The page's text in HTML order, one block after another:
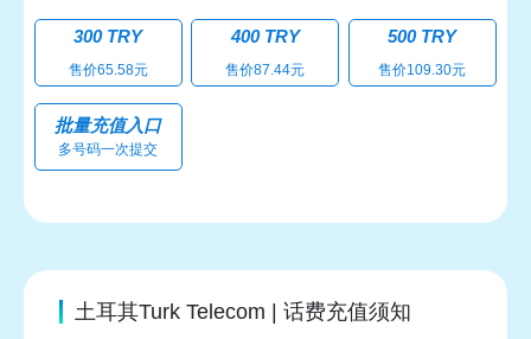
300 TRY
售价65.58元
400 TRY
售价87.44元
500 TRY
售价109.30元
批量充值入口
多号码一次提交
土耳其Turk Telecom | 话费充值须知